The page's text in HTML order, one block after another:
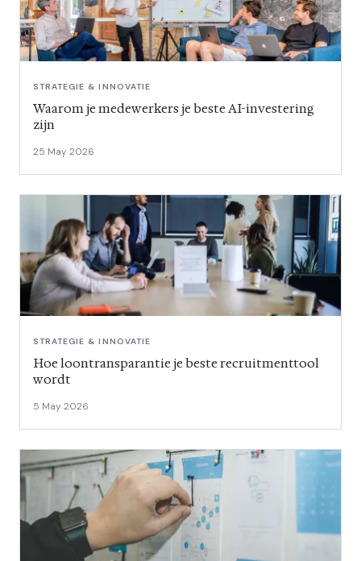
STRATEGIE & INNOVATIE
Waarom je medewerkers je beste AI-investering
zijn
25 May 2026
STRATEGIE & INNOVATIE
Hoe loontransparantie je beste recruitmenttool
wordt
5 May 2026